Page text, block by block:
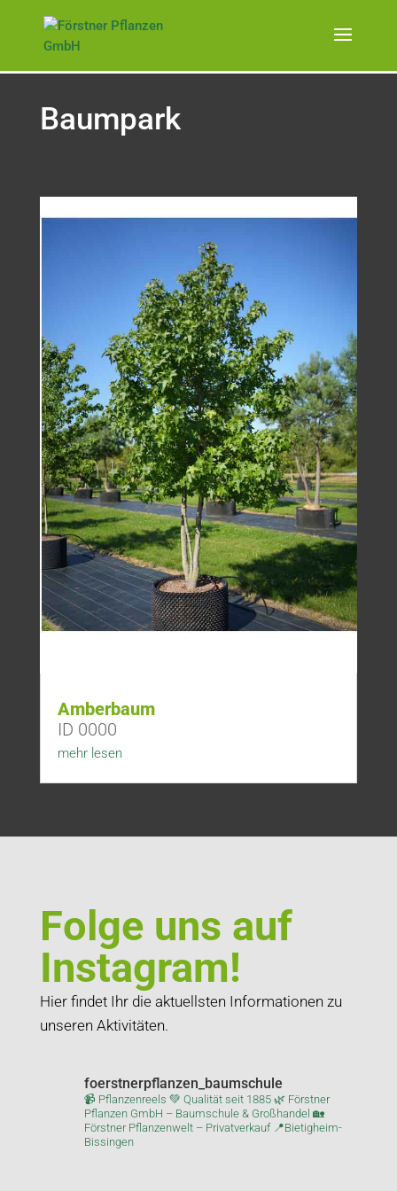
Baumpark
Amberbaum
ID 0000
mehr lesen
Folge uns auf
Instagram!
Hier findet Ihr die aktuellsten Informationen zu
unseren Aktivitäten.
foerstnerpflanzen_baumschule
📹 Pflanzenreels 💚 Qualität seit 1885🌿 Förstner
Pflanzen GmbH – Baumschule & Großhandel 🏡
Förstner Pflanzenwelt – Privatverkauf📍Bietigheim-
Bissingen